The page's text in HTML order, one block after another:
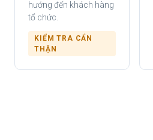
hướng đến khách hàng
tổ chức.
KIỂM TRA CẨN
THẬN